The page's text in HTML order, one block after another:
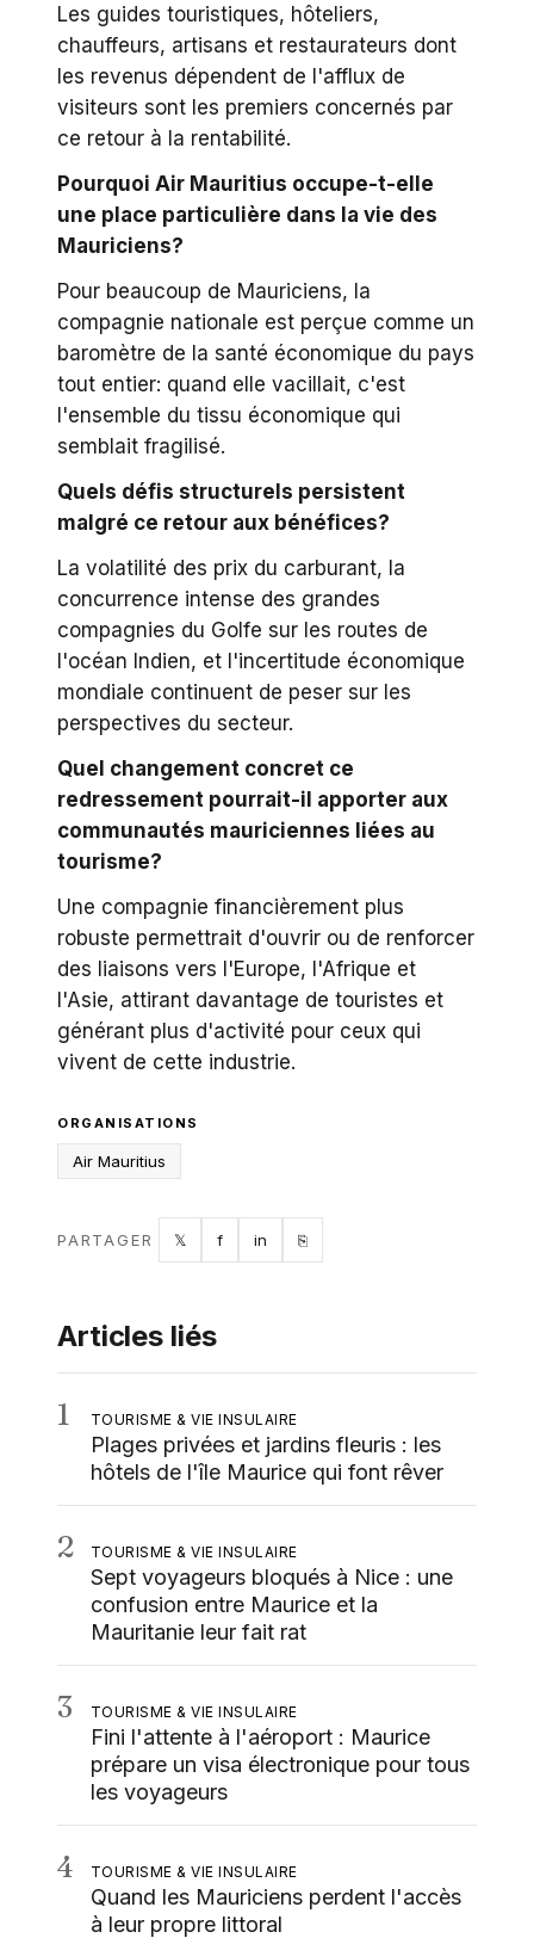
Les guides touristiques, hôteliers,
chauffeurs, artisans et restaurateurs dont
les revenus dépendent de l'afflux de
visiteurs sont les premiers concernés par
ce retour à la rentabilité.
Pourquoi Air Mauritius occupe-t-elle
une place particulière dans la vie des
Mauriciens?
Pour beaucoup de Mauriciens, la
compagnie nationale est perçue comme un
baromètre de la santé économique du pays
tout entier: quand elle vacillait, c'est
l'ensemble du tissu économique qui
semblait fragilisé.
Quels défis structurels persistent
malgré ce retour aux bénéfices?
La volatilité des prix du carburant, la
concurrence intense des grandes
compagnies du Golfe sur les routes de
l'océan Indien, et l'incertitude économique
mondiale continuent de peser sur les
perspectives du secteur.
Quel changement concret ce
redressement pourrait-il apporter aux
communautés mauriciennes liées au
tourisme?
Une compagnie financièrement plus
robuste permettrait d'ouvrir ou de renforcer
des liaisons vers l'Europe, l'Afrique et
l'Asie, attirant davantage de touristes et
générant plus d'activité pour ceux qui
vivent de cette industrie.
ORGANISATIONS
Air Mauritius
PARTAGER 𝕏Twitter
fFacebook
inLinkedIn
⎘Copy link
Articles liés
1 TOURISME & VIE INSULAIRE
Plages privées et jardins fleuris : les
hôtels de l'île Maurice qui font rêver
2 TOURISME & VIE INSULAIRE
Sept voyageurs bloqués à Nice : une
confusion entre Maurice et la
Mauritanie leur fait rat
3 TOURISME & VIE INSULAIRE
Fini l'attente à l'aéroport : Maurice
prépare un visa électronique pour tous
les voyageurs
4 TOURISME & VIE INSULAIRE
Quand les Mauriciens perdent l'accès
à leur propre littoral